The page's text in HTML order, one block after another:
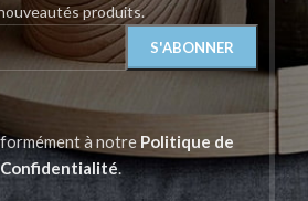
produits.
à notre Politique de
Confidentialité.